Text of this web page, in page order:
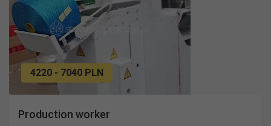
4220 - 7040 PLN
Production worker